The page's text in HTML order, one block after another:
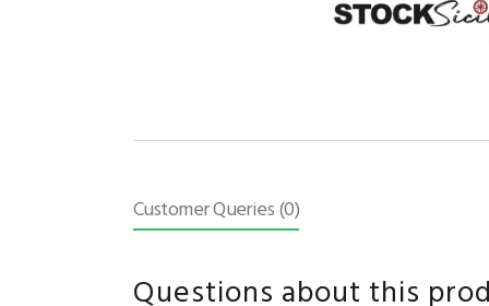
Customer Queries (0)
Questions about this